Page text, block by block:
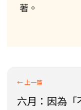
著。
六月：因為